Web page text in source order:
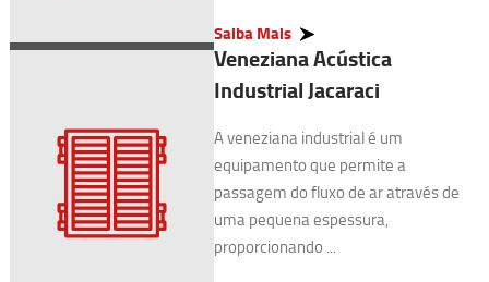
Saiba Mais
Veneziana Acústica
Industrial Jacaraci
A veneziana industrial é um
equipamento que permite a
passagem do fluxo de ar através de
uma pequena espessura,
proporcionando ...